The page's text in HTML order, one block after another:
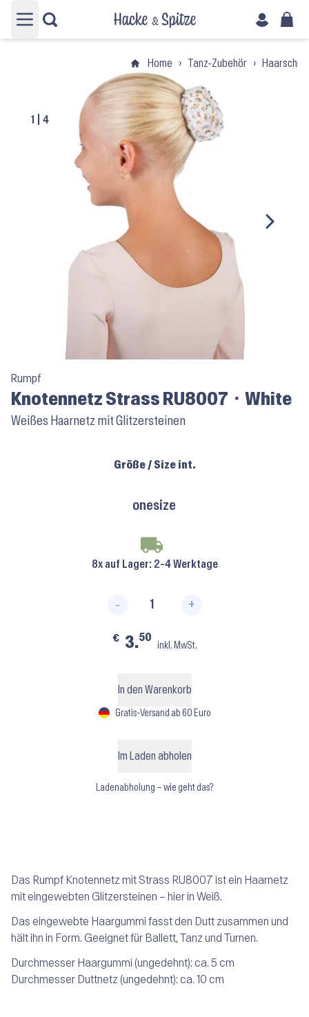
Hauptmenü öffnen
Home › Tanz-Zubehör ›
1 4
Rumpf
Knotennetz Strass RU8007 ⬝ White
Weißes Haarnetz mit Glitzersteinen
Größe / Size int.
onesize
8x auf Lager: 2-4 Werktage
- +
€ 3.50
inkl. MwSt.
In den Warenkorb
Gratis-Versand ab 60 Euro
Im Laden abholen
Ladenabholung – wie geht das?
Das Rumpf Knotennetz mit Strass RU8007 ist ein Haarnetz
mit eingewebten Glitzersteinen – hier in Weiß.
Das eingewebte Haargummi fasst den Dutt zusammen und
hält ihn in Form. Geeignet für Ballett, Tanz und Turnen.
Durchmesser Haargummi (ungedehnt): ca. 5 cm
Durchmesser Duttnetz (ungedehnt): ca. 10 cm